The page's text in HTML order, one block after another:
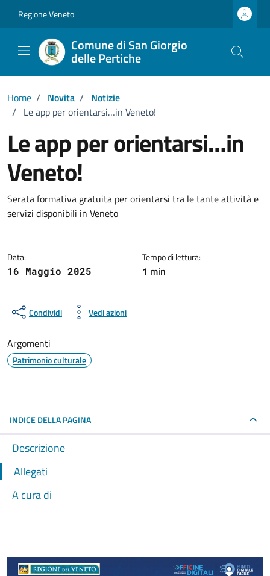
Regione Veneto
Comune di San Giorgio
delle Pertiche
Home / Novita / Notizie
/ Le app per orientarsi…in Veneto!
Le app per orientarsi…in
Veneto!
Dettagli della notizia
Serata formativa gratuita per orientarsi tra le tante attività e
servizi disponibili in Veneto
Data:
16 Maggio 2025
Tempo di lettura:
1 min
Condividi Vedi azioni
Argomenti
Patrimonio culturale
INDICE DELLA PAGINA
Descrizione
Allegati
A cura di